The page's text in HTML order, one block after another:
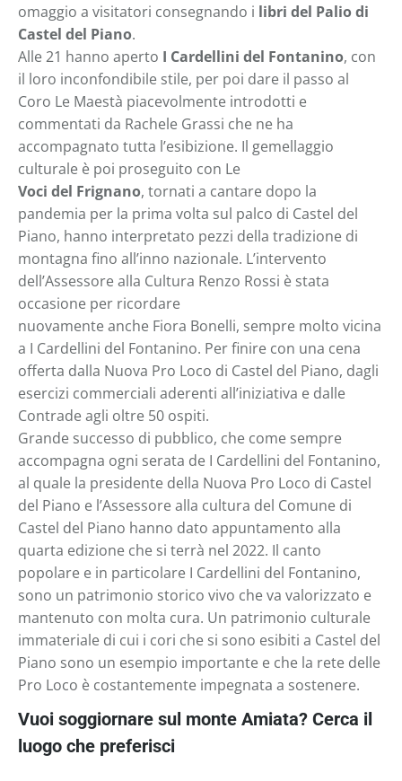
omaggio a visitatori consegnando i libri del Palio di
Castel del Piano.
Alle 21 hanno aperto I Cardellini del Fontanino, con
il loro inconfondibile stile, per poi dare il passo al
Coro Le Maestà piacevolmente introdotti e
commentati da Rachele Grassi che ne ha
accompagnato tutta l’esibizione. Il gemellaggio
culturale è poi proseguito con Le
Voci del Frignano, tornati a cantare dopo la
pandemia per la prima volta sul palco di Castel del
Piano, hanno interpretato pezzi della tradizione di
montagna fino all’inno nazionale. L’intervento
dell’Assessore alla Cultura Renzo Rossi è stata
occasione per ricordare
nuovamente anche Fiora Bonelli, sempre molto vicina
a I Cardellini del Fontanino. Per finire con una cena
offerta dalla Nuova Pro Loco di Castel del Piano, dagli
esercizi commerciali aderenti all’iniziativa e dalle
Contrade agli oltre 50 ospiti.
Grande successo di pubblico, che come sempre
accompagna ogni serata de I Cardellini del Fontanino,
al quale la presidente della Nuova Pro Loco di Castel
del Piano e l’Assessore alla cultura del Comune di
Castel del Piano hanno dato appuntamento alla
quarta edizione che si terrà nel 2022. Il canto
popolare e in particolare I Cardellini del Fontanino,
sono un patrimonio storico vivo che va valorizzato e
mantenuto con molta cura. Un patrimonio culturale
immateriale di cui i cori che si sono esibiti a Castel del
Piano sono un esempio importante e che la rete delle
Pro Loco è costantemente impegnata a sostenere.
Vuoi soggiornare sul monte Amiata? Cerca il
luogo che preferisci